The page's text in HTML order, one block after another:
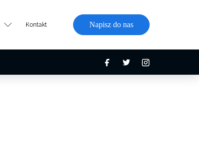
Kontakt Napisz do nas